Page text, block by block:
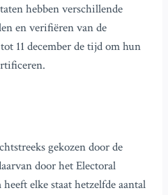
hebben verschillende
en verifiëren van de
11 december de tijd om hun
gekozen door de
door het Electoral
elke staat hetzelfde aantal